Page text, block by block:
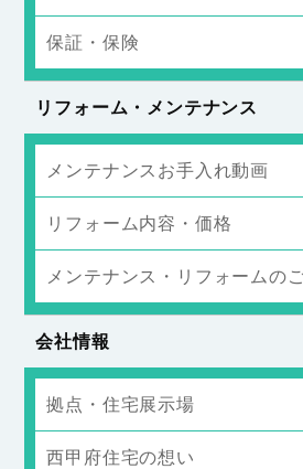
保証・保険
リフォーム・メンテナンス
メンテナンスお手入れ動画
リフォーム内容・価格
メンテナンス・リフォームの
会社情報
拠点・住宅展示場
西甲府住宅の想い